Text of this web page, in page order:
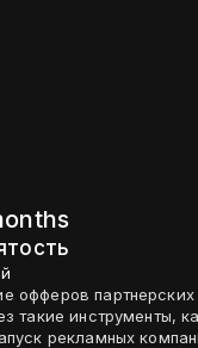
офферов
такие инструменты,
рекламных